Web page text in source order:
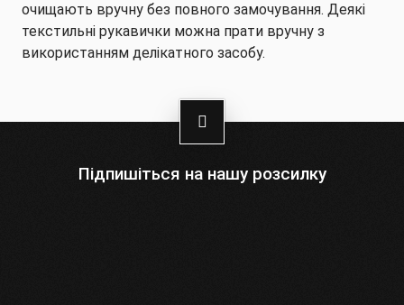
очищають вручну без повного замочування. Деякі
текстильні рукавички можна прати вручну з
використанням делікатного засобу.
Підпишіться на нашу розсилку